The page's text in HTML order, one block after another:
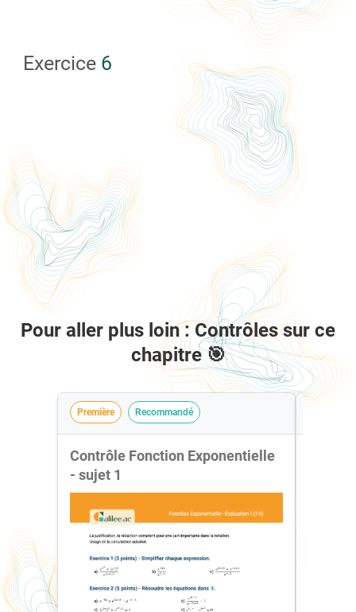
Exercice 6
Pour aller plus loin : Contrôles sur ce
chapitre 🎯
Première Recommandé
Contrôle Fonction Exponentielle
- sujet 1